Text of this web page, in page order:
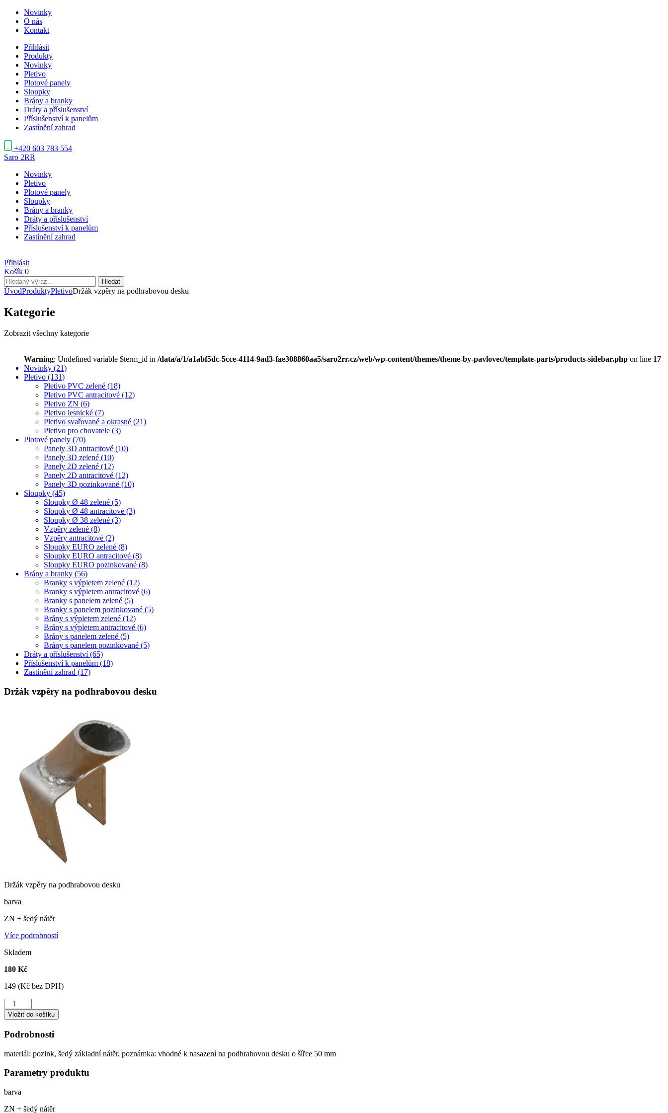
Novinky
O nás
Kontakt
Přihlásit
Produkty
Novinky
Pletivo
Plotové panely
Sloupky
Brány a branky
Dráty a příslušenství
Příslušenství k panelům
Zastínění zahrad
+420 603 783 554
Saro 2RR
Novinky
Pletivo
Plotové panely
Sloupky
Brány a branky
Dráty a příslušenství
Příslušenství k panelům
Zastínění zahrad
Přihlásit
Košík 0
ÚvodProduktyPletivoDržák vzpěry na podhrabovou desku
Kategorie
Zobrazit všechny kategorie
Warning: Undefined variable $term_id in /data/a/1/a1abf5dc-5cce-4114-9ad3-fae308860aa5/saro2rr.cz/web/wp-content/themes/theme-by-pavlovec/template-parts/products-sidebar.php on line 17
Novinky (21)
Pletivo (131)
Pletivo PVC zelené (18)
Pletivo PVC antracitové (12)
Pletivo ZN (6)
Pletivo lesnické (7)
Pletivo svařované a okrasné (21)
Pletivo pro chovatele (3)
Plotové panely (70)
Panely 3D antracitové (10)
Panely 3D zelené (10)
Panely 2D zelené (12)
Panely 2D antracitové (12)
Panely 3D pozinkované (10)
Sloupky (45)
Sloupky Ø 48 zelené (5)
Sloupky Ø 48 antracitové (3)
Sloupky Ø 38 zelené (3)
Vzpěry zelené (8)
Vzpěry antracitové (2)
Sloupky EURO zelené (8)
Sloupky EURO antracitové (8)
Sloupky EURO pozinkované (8)
Brány a branky (56)
Branky s výpletem zelené (12)
Branky s výpletem antracitové (6)
Branky s panelem zelené (5)
Branky s panelem pozinkované (5)
Brány s výpletem zelené (12)
Brány s výpletem antracitové (6)
Brány s panelem zelené (5)
Brány s panelem pozinkované (5)
Dráty a příslušenství(65)
Příslušenství k panelům (18)
Zastínění zahrad (17)
Držák vzpěry na podhrabovou desku
Držák vzpěry na podhrabovou desku
barva
ZN + šedý nátěr
Více podrobností
Skladem
180 Kč
149 (Kč bez DPH)
Držák vzpěry
na podhrabovou
desku
množství
Vložit do košíku
Podrobnosti
materiál: pozink, šedý základní nátěr, poznámka: vhodné k nasazení na podhrabovou desku o šířce 50 mm
Parametry produktu
barva
ZN + šedý nátěr